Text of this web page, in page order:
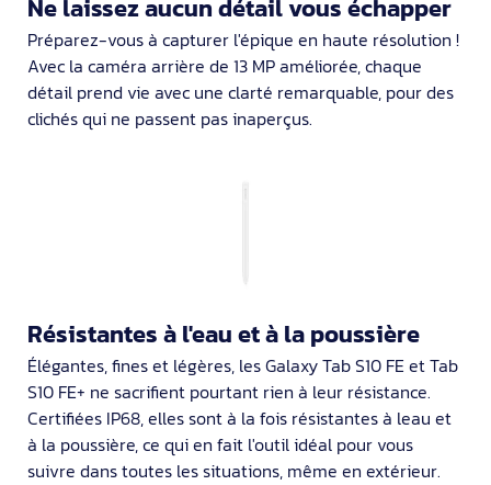
Ne laissez aucun détail vous échapper
Préparez-vous à capturer l'épique en haute résolution !
Avec la caméra arrière de 13 MP améliorée, chaque
détail prend vie avec une clarté remarquable, pour des
clichés qui ne passent pas inaperçus.
Résistantes à l'eau et à la poussière
Élégantes, fines et légères, les Galaxy Tab S10 FE et Tab
S10 FE+ ne sacrifient pourtant rien à leur résistance.
Certifiées IP68, elles sont à la fois résistantes à leau et
à la poussière, ce qui en fait l'outil idéal pour vous
suivre dans toutes les situations, même en extérieur.